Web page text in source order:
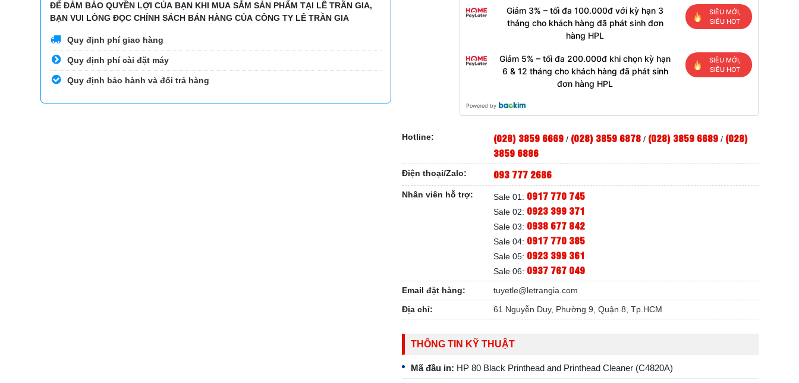
ĐỂ ĐẢM BẢO QUYỀN LỢI CỦA BẠN KHI MUA SẮM SẢN PHẨM TẠI LÊ TRẦN GIA,
BẠN VUI LÒNG ĐỌC CHÍNH SÁCH BÁN HÀNG CỦA CÔNG TY LÊ TRẦN GIA
Quy định phí giao hàng
Quy định phí cài đặt máy
Quy định bảo hành và đổi trả hàng
Giảm 3% – tối đa 100.000đ với kỳ hạn 3
tháng cho khách hàng đã phát sinh đơn
hàng HPL
SIÊU MỚI,
SIÊU HOT
Giảm 5% – tối đa 200.000đ khi chọn kỳ hạn
6 & 12 tháng cho khách hàng đã phát sinh
đơn hàng HPL
SIÊU MỚI,
SIÊU HOT
Powered by
Hotline: (028) 3859 6669 / (028) 3859 6878 / (028) 3859 6689 / (028)
3859 6886
Điện thoại/Zalo: 093 777 2686
Nhân viên hỗ trợ: Sale 01: 0917 770 745
Sale 02: 0923 399 371
Sale 03: 0938 677 842
Sale 04: 0917 770 385
Sale 05: 0923 399 361
Sale 06: 0937 767 049
Email đặt hàng:
tuyetle@letrangia.com
Địa chỉ:
61 Nguyễn Duy, Phường 9, Quận 8, Tp.HCM
THÔNG TIN KỸ THUẬT
Mã đầu in: HP 80 Black Printhead and Printhead Cleaner (C4820A)